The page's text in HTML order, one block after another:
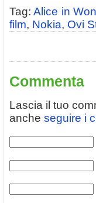
Tag:Alice in
film, Nokia, Ovi
Commenta
Lascia il tuo
anche seguire i